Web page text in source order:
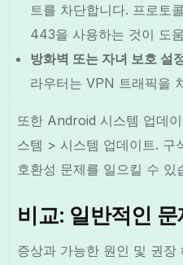
트를 차단합니다. 프로토
443을 사용하는 것이 도
방화벽 또는 자녀 보호 설
라우터는 VPN 트래픽을
또한 Android 시스템 업데
스템 > 시스템 업데이트. 구
호환성 문제를 일으킬 수 있
비교: 일반적인
증상과 가능한 원인 및 권장